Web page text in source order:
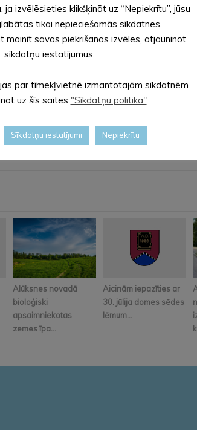
Alūksnes novadā
bioloģiski
apsaimniekotas
zemes īpa...
Aicinām iepazīties ar
30. jūlija domes sēdes
lēmum...
k...
ja izvēlēsieties klikšķināt uz “Nepiekrītu”, jūsu
tikai nepieciešamās sīkdatnes.
mainīt savas piekrišanas izvēles, atjauninot
sīkdatņu iestatījumus.
par tīmekļvietnē izmantotajām sīkdatnēm
uz šīs saites "Sīkdatņu politika"
Sīkdatņu iestatījumi Nepiekrītu